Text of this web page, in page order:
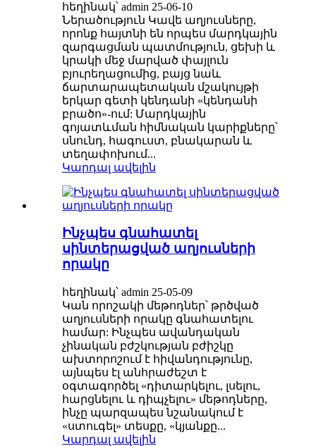
հեղինակ՝ admin 25-06-10
Ներածություն Կավե աղյուսները,
որոնք հայտնի են որպես մարդկային
զարգացման պատմություն, ցեխի և
կրակի մեջ մարված փայլուն
բյուրեղացումից, բայց նաև
ճարտարապետական մշակույթի
երկար գետի կենդանի «կենդանի
բրածո»-ում: Մարդկային
գոյատևման հիմնական կարիքները՝
սնունդ, հագուստ, բնակարան և
տեղափոխում...
Կարդալ ավելին
Ինչպես գնահատել
սինտերացված աղյուսների
որակը
հեղինակ՝ admin 25-05-09
Կան որոշակի մեթոդներ՝ թրծված
աղյուսների որակը գնահատելու
համար: Ինչպես ավանդական
չինական բժշկության բժիշկը
ախտորոշում է հիվանդությունը,
այնպես էլ անհրաժեշտ է
օգտագործել «դիտարկելու, լսելու,
հարցնելու և դիպչելու» մեթոդները,
ինչը պարզապես նշանակում է
«ստուգել» տեսքը, «կյանքը...
Կարդալ ավելին